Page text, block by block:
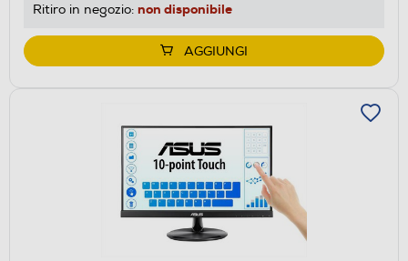
Ritiro in negozio: non disponibile
AGGIUNGI